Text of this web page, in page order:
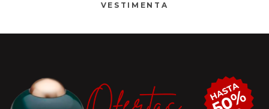
VESTIMENTA